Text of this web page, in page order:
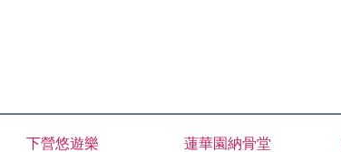
下營悠遊樂 蓮華園納骨堂